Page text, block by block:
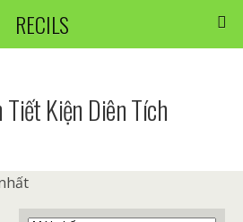
RECILS
Tiết Kiện Diên Tích